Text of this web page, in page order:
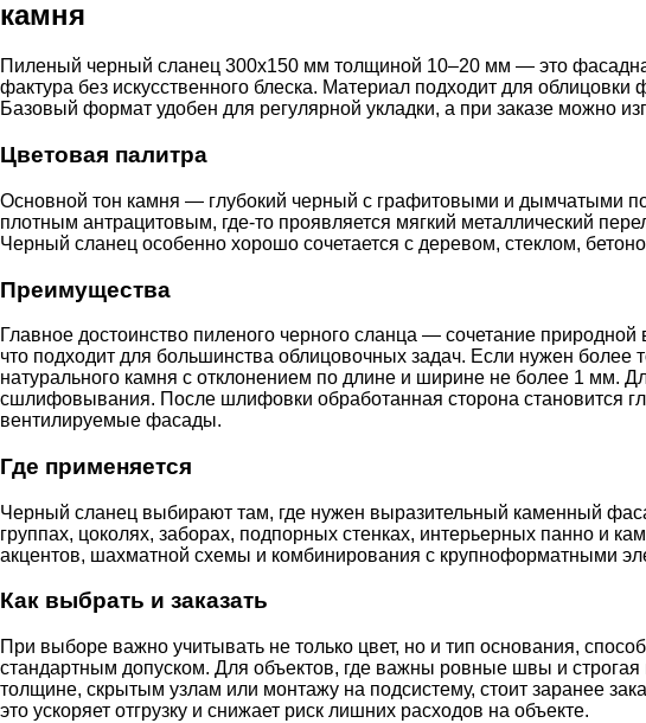
камня
Пиленый черный сланец 300х150 мм толщиной 10–20 мм — это
фактура без искусственного блеска. Материал подходит для
Базовый формат удобен для регулярной укладки, а при заказе можно
Цветовая палитра
Основной тон камня — глубокий черный с графитовыми и дымчатыми
плотным антрацитовым, где-то проявляется мягкий металлический
Черный сланец особенно хорошо сочетается с деревом, стеклом,
Преимущества
Главное достоинство пиленого черного сланца — сочетание
что подходит для большинства облицовочных задач. Если нужен более
натурального камня с отклонением по длине и ширине не более 1 мм.
сшлифовывания. После шлифовки обработанная сторона становится
вентилируемые фасады.
Где применяется
Черный сланец выбирают там, где нужен выразительный каменный
группах, цоколях, заборах, подпорных стенках, интерьерных панно и
акцентов, шахматной схемы и комбинирования с крупноформатными
Как выбрать и заказать
При выборе важно учитывать не только цвет, но и тип основания,
стандартным допуском. Для объектов, где важны ровные швы и
толщине, скрытым узлам или монтажу на подсистему, стоит заранее
это ускоряет отгрузку и снижает риск лишних расходов на объекте.